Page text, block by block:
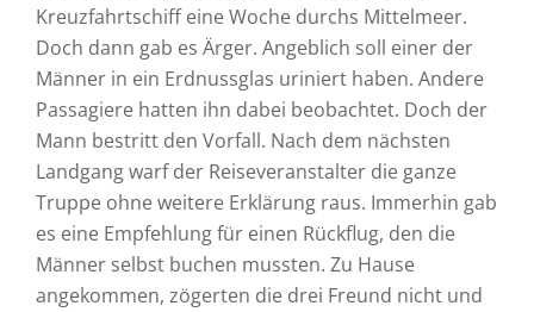
Kreuzfahrtschiff eine Woche durchs Mittelmeer.
Doch dann gab es Ärger. Angeblich soll einer der
Männer in ein Erdnussglas uriniert haben. Andere
Passagiere hatten ihn dabei beobachtet. Doch der
Mann bestritt den Vorfall. Nach dem nächsten
Landgang warf der Reiseveranstalter die ganze
Truppe ohne weitere Erklärung raus. Immerhin gab
es eine Empfehlung für einen Rückflug, den die
Männer selbst buchen mussten. Zu Hause
angekommen, zögerten die drei Freund nicht und